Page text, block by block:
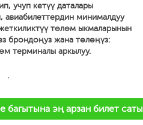
учуп кетүү даталары
авиабилеттердин минималдуу
төлөм ыкмаларынын
брондоңуз жана төлөңүз:
терминалы аркылуу.
'
эң арзан билет